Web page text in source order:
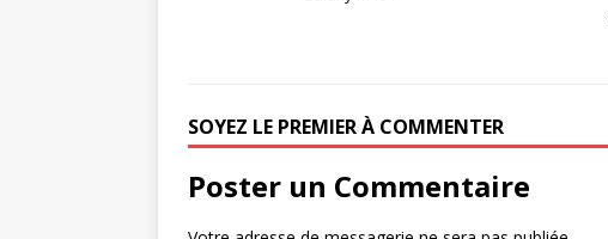
SOYEZ LE PREMIER À COMMENTER
Poster un Commentaire